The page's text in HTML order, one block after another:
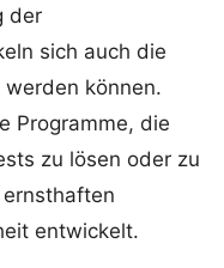
der
sich auch die
können.
Programme, die
zu lösen oder zu
entwickelt.